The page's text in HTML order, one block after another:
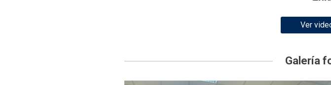
Ver
Galería